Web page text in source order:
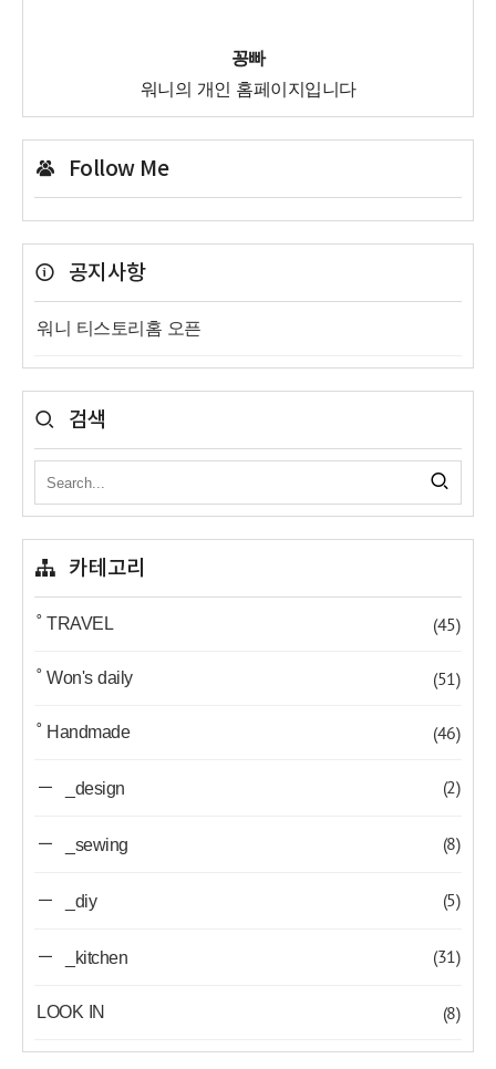
꽁빠
워니의 개인 홈페이지입니다
Follow Me
공지사항
워니 티스토리홈 오픈
검색
카테고리
˚ TRAVEL (45)
˚ Won's daily (51)
˚ Handmade (46)
_design (2)
_sewing (8)
_diy (5)
_kitchen (31)
LOOK IN (8)